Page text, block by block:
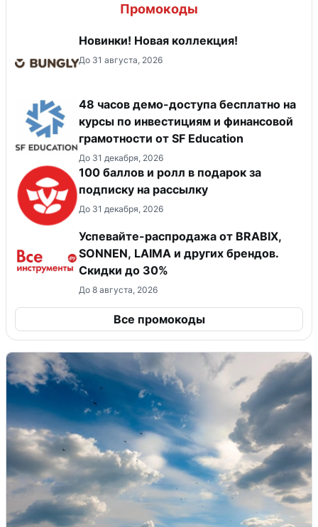
Промокоды
Новинки! Новая коллекция!
До 31 августа, 2026
48 часов демо-доступа бесплатно на
курсы по инвестициям и финансовой
грамотности от SF Education
До 31 декабря, 2026
100 баллов и ролл в подарок за
подписку на рассылку
До 31 декабря, 2026
Успевайте-распродажа от BRABIX,
SONNEN, LAIMA и других брендов.
Скидки до 30%
До 8 августа, 2026
Все промокоды